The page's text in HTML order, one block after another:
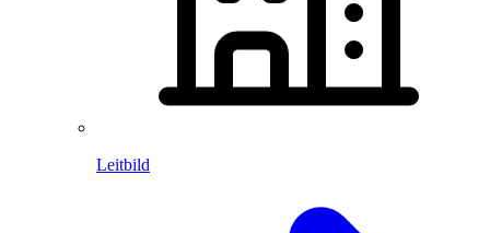
Leitbild